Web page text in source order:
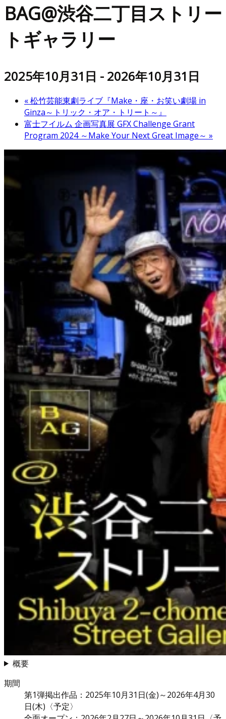
BAG@渋谷二丁目ストリー
トギャラリー
2025年10月31日 - 2026年10月31日
«松竹芸能東劇ライブ『Make・座・お笑い劇場 in
Ginza～トリック・オア・トリート～』
富士フイルム 企画写真展 GFX Challenge Grant
Program 2024 ～Make Your Next Great Image～ »
概要
期間
第1弾掲出作品：2025年10月31日(金)～2026年4月30
日(木)〈予定〉